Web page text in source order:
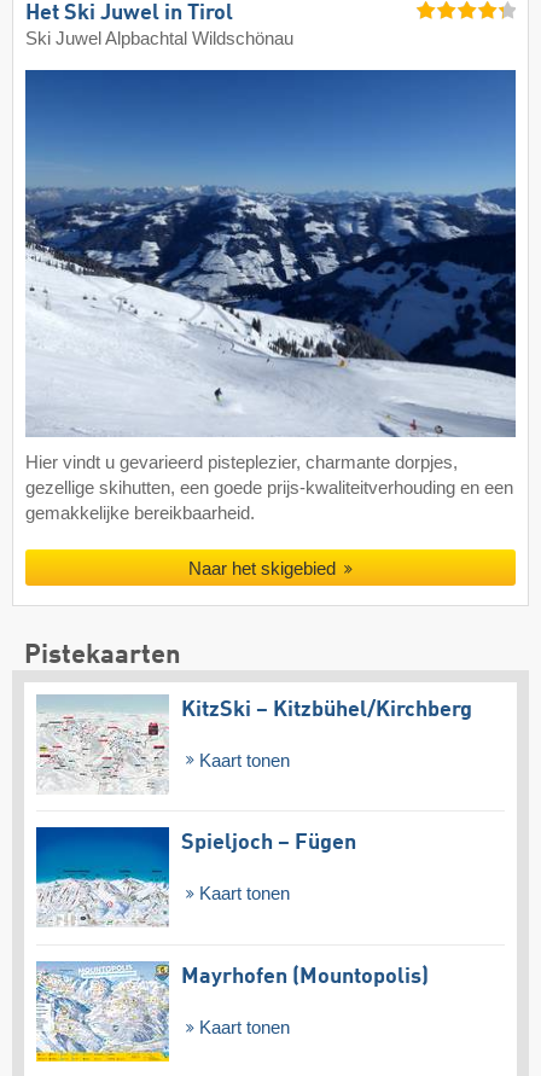
Het Ski Juwel in Tirol
Ski Juwel Alpbachtal Wildschönau
Hier vindt u gevarieerd pisteplezier, charmante dorpjes,
gezellige skihutten, een goede prijs-kwaliteitverhouding en een
gemakkelijke bereikbaarheid.
Naar het skigebied
Pistekaarten
KitzSki – Kitzbühel/​Kirchberg
Kaart tonen
Spieljoch – Fügen
Kaart tonen
Mayrhofen (Mountopolis)
Kaart tonen